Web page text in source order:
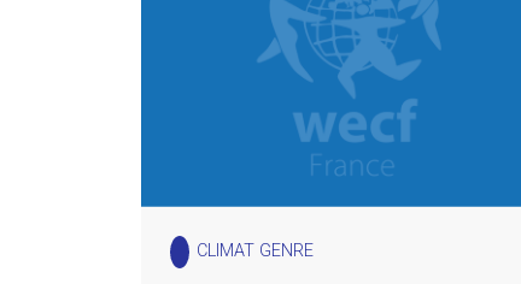
CLIMAT GENRE